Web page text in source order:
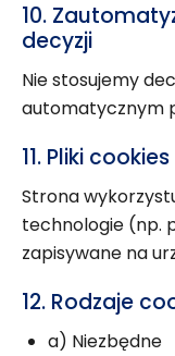
10.
decyzji
Nie stosujemy
automatycznym
11. Pliki
Strona
technologie (np.
zapisywane na
12. Rodzaje
a) Niezbędne